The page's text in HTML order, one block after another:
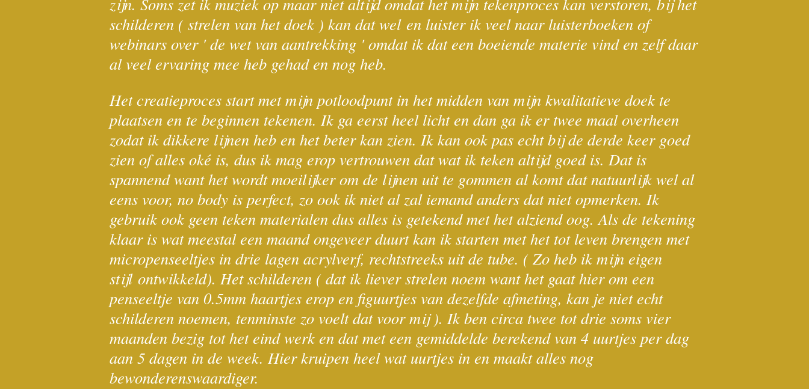
schilderen ( strelen van het doek ) kan dat wel en luister ik veel naar luisterboeken of
webinars over ' de wet van aantrekking ' omdat ik dat een boeiende materie vind en zelf daar
al veel ervaring mee heb gehad en nog heb.
Het creatieproces start met mijn potloodpunt in het midden van mijn kwalitatieve doek te
plaatsen en te beginnen tekenen. Ik ga eerst heel licht en dan ga ik er twee maal overheen
zodat ik dikkere lijnen heb en het beter kan zien. Ik kan ook pas echt bij de derde keer goed
zien of alles oké is, dus ik mag erop vertrouwen dat wat ik teken altijd goed is. Dat is
spannend want het wordt moeilijker om de lijnen uit te gommen al komt dat natuurlijk wel al
eens voor, no body is perfect, zo ook ik niet al zal iemand anders dat niet opmerken. Ik
gebruik ook geen teken materialen dus alles is getekend met het alziend oog. Als de tekening
klaar is wat meestal een maand ongeveer duurt kan ik starten met het tot leven brengen met
micropenseeltjes in drie lagen acrylverf, rechtstreeks uit de tube. ( Zo heb ik mijn eigen
stijl ontwikkeld). Het schilderen ( dat ik liever strelen noem want het gaat hier om een
penseeltje van 0.5mm haartjes erop en figuurtjes van dezelfde afmeting, kan je niet echt
schilderen noemen, tenminste zo voelt dat voor mij ). Ik ben circa twee tot drie soms vier
maanden bezig tot het eind werk en dat met een gemiddelde berekend van 4 uurtjes per dag
aan 5 dagen in de week. Hier kruipen heel wat uurtjes in en maakt alles nog
bewonderenswaardiger.